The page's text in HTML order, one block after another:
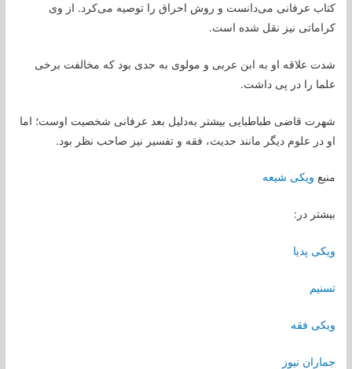
کتاب عرفانی می‌دانست و روش احراق را توصیه می‌کرد. از وی
کراماتی نیز نقل شده است.
شدت علاقه او به ابن عربی و مولوی به حدی بود که مخالفت برخی
علما را در پی داشت.
شهرت قاضی طباطبایی بیشتر به‌دلیل بعد عرفانی شخصیت اوست؛ اما
او در علوم دیگر مانند حدیث، فقه و تفسیر نیز صاحب نظر بود.
منبع ویکی شیعه
بیشتر در:
ویکی پدیا
تسنیم
ویکی فقه
جماران نیوز